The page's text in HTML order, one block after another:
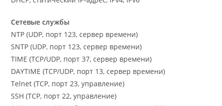
Сетевые службы
NTP (UDP, порт 123, сервер времени)
SNTP (UDP, порт 123, сервер времени)
TIME (TCP/UDP, порт 37, сервер времени)
DAYTIME (TCP/UDP, порт 13, сервер времени)
Telnet (TCP, порт 23, управление)
SSH (TCP, порт 22, управление)